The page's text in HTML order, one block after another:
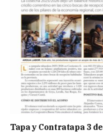
Tapa y Contratapa 3